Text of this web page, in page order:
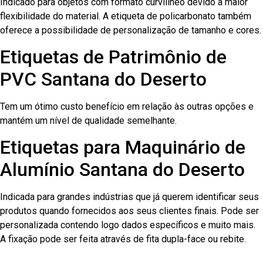
flexibilidade do material. A etiqueta de policarbonato também
oferece a possibilidade de personalização de tamanho e cores.
Etiquetas de Patrimônio de
PVC Santana do Deserto
Tem um ótimo custo benefício em relação às outras opções e
mantém um nível de qualidade semelhante.
Etiquetas para Maquinário de
Alumínio Santana do Deserto
Indicada para grandes indústrias que já querem identificar seus
produtos quando fornecidos aos seus clientes finais. Pode ser
personalizada contendo logo dados específicos e muito mais.
A fixação pode ser feita através de fita dupla-face ou rebite.